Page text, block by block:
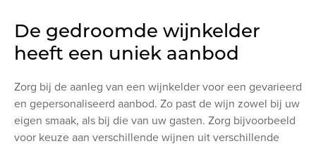
De gedroomde wijnkelder
heeft een uniek aanbod
Zorg bij de aanleg van een wijnkelder voor een gevarieerd
en gepersonaliseerd aanbod. Zo past de wijn zowel bij uw
eigen smaak, als bij die van uw gasten. Zorg bijvoorbeeld
voor keuze aan verschillende wijnen uit verschillende